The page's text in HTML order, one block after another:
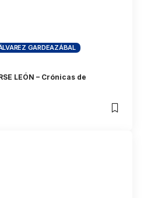
GARDEAZÁBAL
LEÓN – Crónicas de